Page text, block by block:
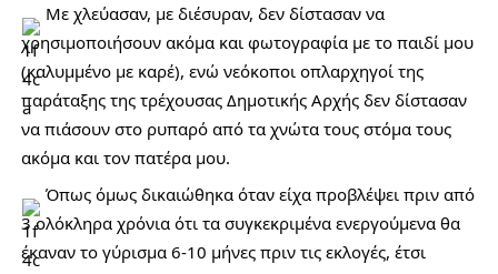
Με χλεύασαν, με διέσυραν, δεν δίστασαν να
χρησιμοποιήσουν ακόμα και φωτογραφία με το παιδί μου
(καλυμμένο με καρέ), ενώ νεόκοποι οπλαρχηγοί της
παράταξης της τρέχουσας Δημοτικής Αρχής δεν δίστασαν
να πιάσουν στο ρυπαρό από τα χνώτα τους στόμα τους
ακόμα και τον πατέρα μου.
Όπως όμως δικαιώθηκα όταν είχα προβλέψει πριν από
3 ολόκληρα χρόνια ότι τα συγκεκριμένα ενεργούμενα θα
έκαναν το γύρισμα 6-10 μήνες πριν τις εκλογές, έτσι